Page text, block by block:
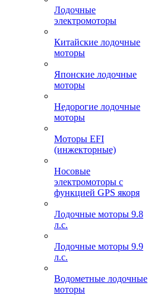
Лодочные
электромоторы
Китайские лодочные
моторы
Японские лодочные
моторы
Недорогие лодочные
моторы
Моторы EFI
(инжекторные)
Носовые
электромоторы с
функцией GPS якоря
Лодочные моторы 9.8
л.с.
Лодочные моторы 9.9
л.с.
Водометные лодочные
моторы